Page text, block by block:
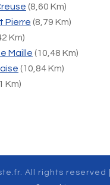
(8,60 Km)
Pierre (8,79 Km)
Km)
Maille (10,48 Km)
(10,84 Km)
Km)
All rights reserved |